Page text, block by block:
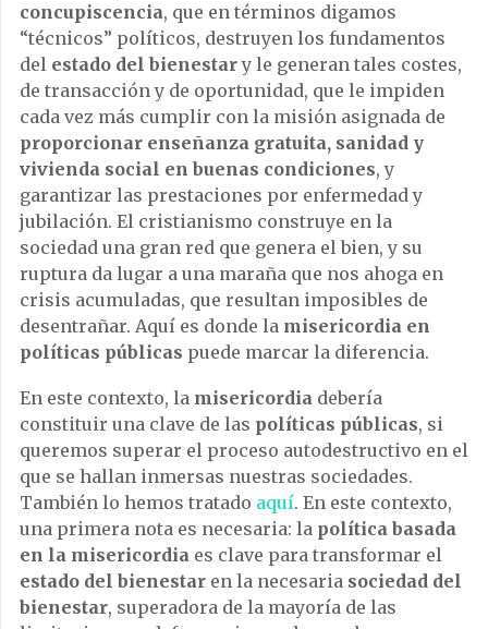
concupiscencia, que en términos digamos
“técnicos” políticos, destruyen los fundamentos
del estado del bienestary le generan tales costes,
de transacción y de oportunidad, que le impiden
cada vez más cumplir con la misión asignada de
proporcionar enseñanza gratuita, sanidad y
vivienda social en buenas condiciones, y
garantizar las prestaciones por enfermedad y
jubilación. El cristianismo construye en la
sociedad una gran red que genera el bien, y su
ruptura da lugar a una maraña que nos ahoga en
crisis acumuladas, que resultan imposibles de
desentrañar. Aquí es donde la misericordia en
políticas públicas puede marcar la diferencia.
En este contexto, la misericordia debería
constituir una clave de las políticas públicas, si
queremos superar el proceso autodestructivo en el
que se hallan inmersas nuestras sociedades.
También lo hemos tratado aquí. En este contexto,
una primera nota es necesaria: la política basada
en la misericordia es clave para transformar el
estado del bienestar en la necesaria sociedad del
bienestar, superadora de la mayoría de las